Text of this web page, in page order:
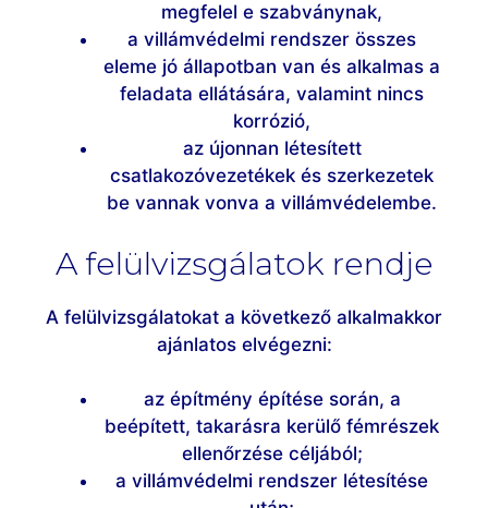
megfelel e szabványnak,
a villámvédelmi rendszer összes
eleme jó állapotban van és alkalmas a
feladata ellátására, valamint nincs
korrózió,
az újonnan létesített
csatlakozóvezetékek és szerkezetek
be vannak vonva a villámvédelembe.
A felülvizsgálatok rendje
A felülvizsgálatokat a következő alkalmakkor
ajánlatos elvégezni:
az építmény építése során, a
beépített, takarásra kerülő fémrészek
ellenőrzése céljából;
a villámvédelmi rendszer létesítése